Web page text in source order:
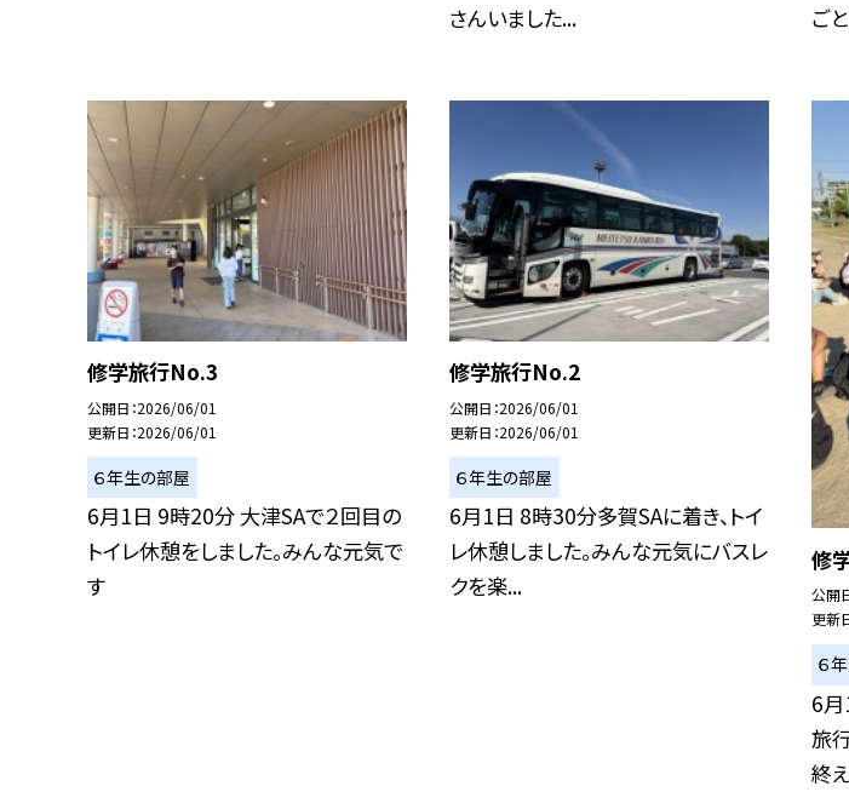
さんいました...
ご
修学旅行No.3
公開日 2026/06/01
更新日 2026/06/01
６年生の部屋
6月1日 9時20分 大津SAで２回目の
トイレ休憩をしました。みんな元気で
す
修学旅行No.2
公開日 2026/06/01
更新日 2026/06/01
６年生の部屋
6月1日 8時30分多賀SAに着き、トイ
レ休憩しました。みんな元気にバスレ
クを楽...
修
公開
更新
６
6
旅
終